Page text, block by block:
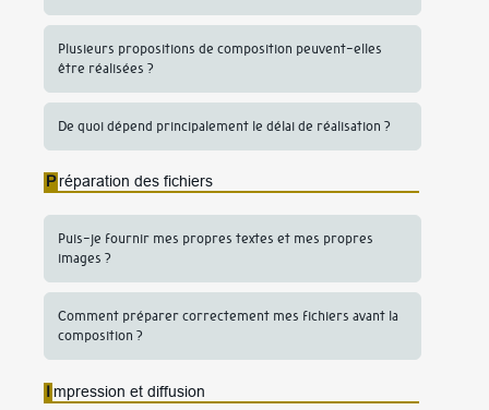
Plusieurs propositions de composition peuvent-elles
être réalisées ?
De quoi dépend principalement le délai de réalisation ?
P réparation des fichiers
Puis-je fournir mes propres textes et mes propres
images ?
Comment préparer correctement mes fichiers avant la
composition ?
I mpression et diffusion